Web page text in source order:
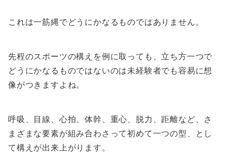
これは一筋縄でどうにかなるものではありません。
先程のスポーツの構えを例に取っても、立ち方一つで
どうにかなるものではないのは未経験者でも容易に想
像がつきますよね。
呼吸、目線、心拍、体幹、重心、脱力、距離など、さ
まざまな要素が組み合わさって初めて一つの型、とし
て構えが出来上がります。